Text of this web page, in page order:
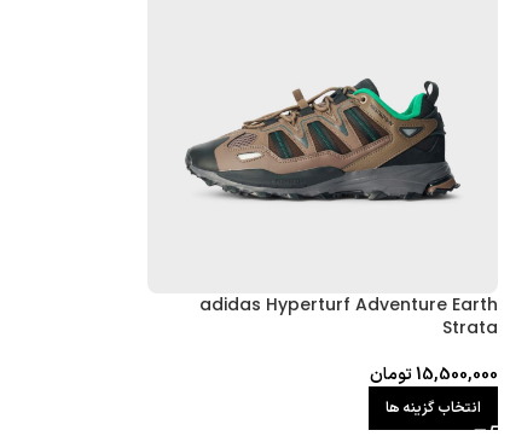
adidas Hyperturf Adventure Earth
Strata
15,500,000تومان
انتخاب گزینه ها